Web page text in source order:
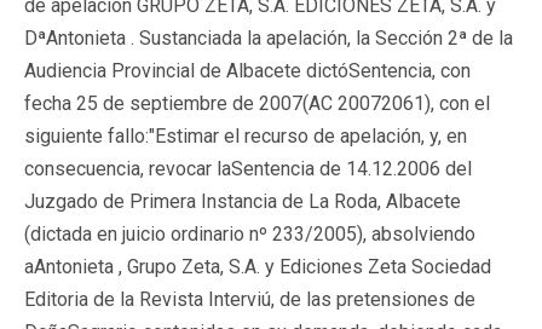
de apelación GRUPO ZETA, S.A. EDICIONES ZETA, S.A. y
DªAntonieta . Sustanciada la apelación, la Sección 2ª de la
Audiencia Provincial de Albacete dictóSentencia, con
fecha 25 de septiembre de 2007(AC 20072061), con el
siguiente fallo:"Estimar el recurso de apelación, y, en
consecuencia, revocar laSentencia de 14.12.2006 del
Juzgado de Primera Instancia de La Roda, Albacete
(dictada en juicio ordinario nº 233/2005), absolviendo
aAntonieta , Grupo Zeta, S.A. y Ediciones Zeta Sociedad
Editoria de la Revista Interviú, de las pretensiones de